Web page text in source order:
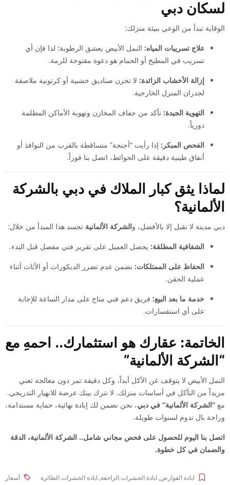
لسكان دبي
الوقاية تبدأ من الوعي ببيئة منزلك:
علاج تسريبات المياه: النمل الأبيض يعشق الرطوبة؛ لذا فإن أي
تسريب في المطبخ أو الحمام هو دعوة مفتوحة للرمة.
إزالة الأخشاب الزائدة: لا تخزن صناديق خشبية أو كرتونية ملاصقة
لجدران المنزل الخارجية.
التهوية الجيدة: تأكد من جفاف المخازن وتهوية الأماكن المظلمة
دورياً.
الفحص المبكر: إذا رأيت “أجنحة” متساقطة بالقرب من النوافذ أو
أنفاق طينية دقيقة على الحوائط، اتصل بنا فوراً.
لماذا يثق كبار الملاك في دبي بالشركة
الألمانية؟
دبي مدينة لا تقبل إلا بالأفضل، والشركة الألمانية تجسد هذا المبدأ من خلال:
الشفافية المطلقة: يحصل العميل على تقرير فني مفصل قبل البدء.
الحفاظ على الممتلكات: نضمن عدم تضرر الديكورات أو الأثاث أثناء
عملية الحقن.
خدمة ما بعد البيع: فريق دعم فني متاح على مدار الساعة للإجابة
على أي استفسارات.
الخاتمة: عقارك هو استثمارك.. احمهِ مع
“الشركة الألمانية”
النمل الأبيض لا يتوقف عن الأكل أبداً، وكل دقيقة تمر دون معالجة تعني
مزيداً من التآكل في أساسات منزلك. لا تترك بيتك عرضة للانهيار التدريجي.
مع “الشركة الألمانية” في دبي، نحن نضمن لك إبادة نهائية، حماية مستدامة،
وراحة بال تدوم لسنوات طويلة.
اتصل بنا اليوم للحصول على فحص مجاني شامل.. الشركة الألمانية، الدقة
والضمان في كل خطوة.
ابادة القوارض, ابادة الحشرات الزاحفة, ابادة الحشرات الطائرة
أسعار